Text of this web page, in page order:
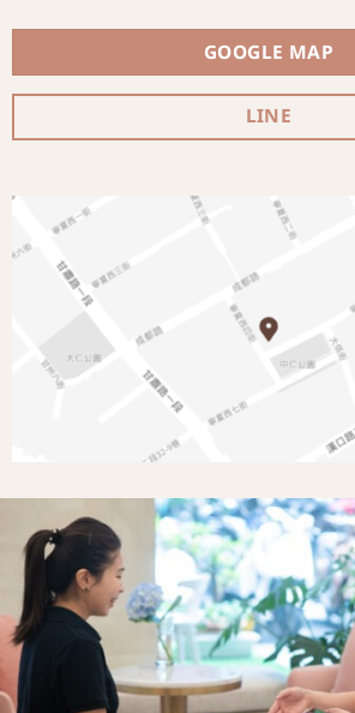
GOOGLE MAP
LINE